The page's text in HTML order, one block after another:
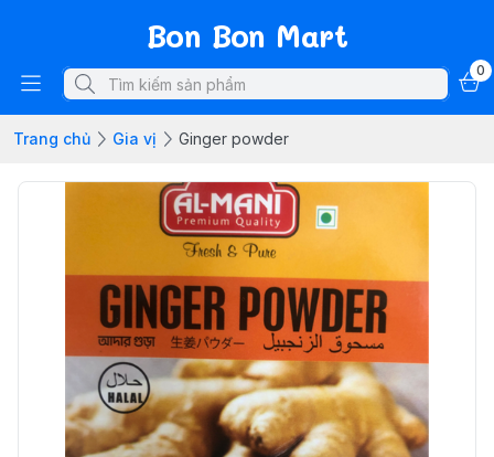
Bon Bon Mart
0
Trang chủ Gia vị Ginger powder